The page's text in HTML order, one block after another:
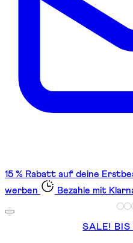
15 % Rabatt auf deine
werben
Bezahle mit
SALE! BIS